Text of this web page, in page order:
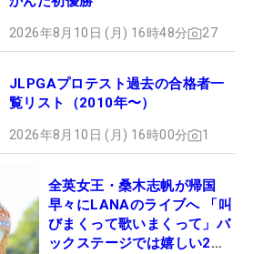
2026年8月10日 (月) 16時48分 27
JLPGAプロテスト過去の合格者一
覧リスト（2010年〜）
2026年8月10日 (月) 16時00分 1
全英女王・桑木志帆が帰国
早々にLANAのライブへ 「叫
びまくって歌いまくって」バ
ックステージでは嬉しい2シ